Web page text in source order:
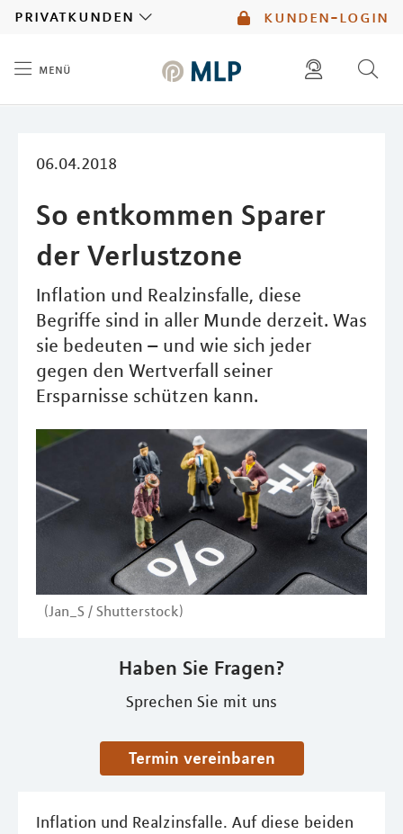
kunden-login
privatkunden
menü
06.04.2018
So entkommen Sparer
der Verlustzone
Inflation und Realzinsfalle, diese
Begriffe sind in aller Munde derzeit. Was
sie bedeuten – und wie sich jeder
gegen den Wertverfall seiner
Ersparnisse schützen kann.
(Jan_S / Shutterstock)
Haben Sie Fragen?
Sprechen Sie mit uns
Termin vereinbaren
Inflation und Realzinsfalle. Auf diese beiden